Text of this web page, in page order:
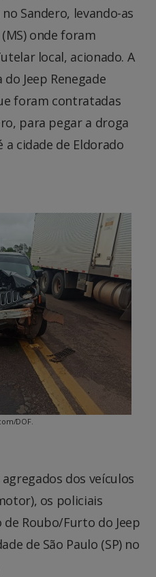
Sandero, levando-as
onde foram
local, acionado. A
Jeep Renegade
foram contratadas
para pegar a droga
a cidade de Eldorado
DOF.
dos veículos
os policiais
Roubo/Furto do Jeep
de São Paulo (SP) no